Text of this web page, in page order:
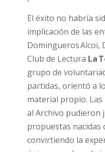
El éxito no habría
implicación de las
Domingueros Alcoi,
Club de Lectura La
grupo de
partidas, orientó a
material propio.
al Archivo pudieron
propuestas nacidas
convirtiendo la